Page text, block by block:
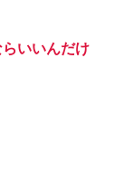
いいんだけ